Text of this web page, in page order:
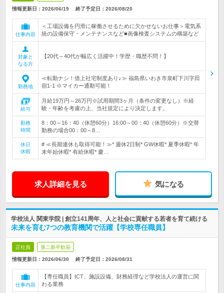
情報更新日：2026/06/19 終了予定日： 2026/08/20
仕事内容
＜工場設備を円滑に稼働させるために欠かせないお仕事＞電気系
統の設備保守・メンテナンスなど■画像検査システムの構築など
対象と
なる方
【20代～40代が幅広く活躍中！学歴・職歴不問！】
勤務地
≪転勤ナシ！借上社宅制度あり♪≫ 福島県いわき市泉町下川字田
宿1-1 ※マイカー通勤可能！
給与
月給19万円～26万円※試用期間3ヶ月（条件の変更なし）※経
験・年齢を考慮の上、当社規定により決定します。
勤務
時間
8：00～16：40（休憩60分）16:00～00：40（休憩60分）※交替
勤務の場合00：00～8…
休日
休暇
# ≪長期連休も取得可能！≫* 週休2日制* GW休暇* 夏季休暇* 年
末年始休暇* 有給休暇* 慶…
求人詳細を見る 気になる
学校法人 関東学院 | 創立141周年、人と社会に貢献する若者を育て続ける
未来を育む7つの教育機関で活躍【学校専任職員】
正社員 第二新卒歓迎
情報更新日：2026/06/30 終了予定日： 2026/08/31
仕事内容
【専任職員】ICT、施設設備、財務経理など学校法人の運営に関
わる業務